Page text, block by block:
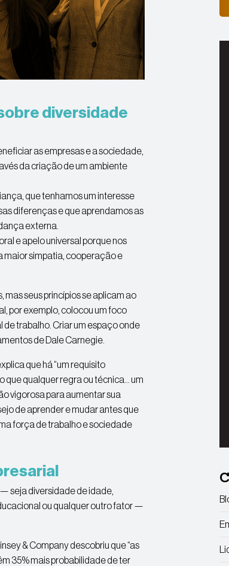
diversidade
as empresas e a sociedade,
da criação de um ambiente
que tenhamos um interesse
diferenças e que aprendamos as
externa.
e apelo universal porque nos
maior simpatia, cooperação e
mas seus princípios se aplicam ao
por exemplo, colocou um foco
trabalho. Criar um espaço onde
de Dale Carnegie.
que há “um requisito
que qualquer regra ou técnica… um
vigorosa para aumentar sua
de aprender e mudar antes que
força de trabalho e sociedade
seja diversidade de idade,
ou qualquer outro fator —
& Company descobriu que “as
35% mais probabilidade de ter